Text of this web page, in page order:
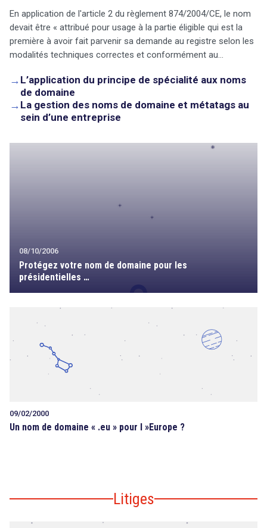
En application de l'article 2 du règlement 874/2004/CE, le nom
devait être « attribué pour usage à la partie éligible qui est la
première à avoir fait parvenir sa demande au registre selon les
modalités techniques correctes et conformément au…
→ L’application du principe de spécialité aux noms
de domaine
→ La gestion des noms de domaine et métatags au
sein d’une entreprise
08/10/2006
Protégez votre nom de domaine pour les
présidentielles …
09/02/2000
Un nom de domaine « .eu » pour l »Europe ?
Litiges